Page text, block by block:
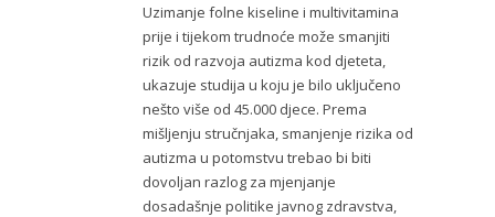
Uzimanje folne kiseline i multivitamina
prije i tijekom trudnoće može smanjiti
rizik od razvoja autizma kod djeteta,
ukazuje studija u koju je bilo uključeno
nešto više od 45.000 djece. Prema
mišljenju stručnjaka, smanjenje rizika od
autizma u potomstvu trebao bi biti
dovoljan razlog za mjenjanje
dosadašnje politike javnog zdravstva,